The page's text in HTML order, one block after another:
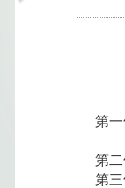
第
第
第